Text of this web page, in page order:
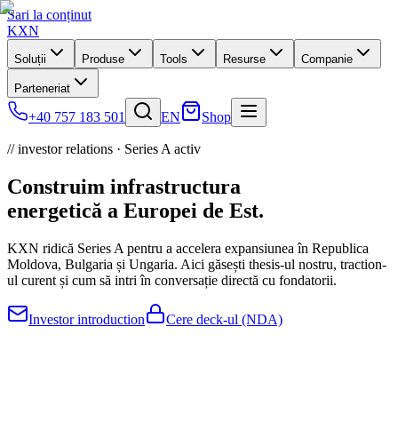
Sari la conținut
KXN
Soluții Produse Tools Resurse Companie
Parteneriat
+40 757 183 501 EN Shop
// investor relations · Series A activ
Construim infrastructura
energetică a Europei de Est.
KXN ridică Series A pentru a accelera expansiunea în Republica
Moldova, Bulgaria și Ungaria. Aici găsești thesis-ul nostru, traction-
ul curent și cum să intri în conversație directă cu fondatorii.
Investor introduction Cere deck-ul (NDA)